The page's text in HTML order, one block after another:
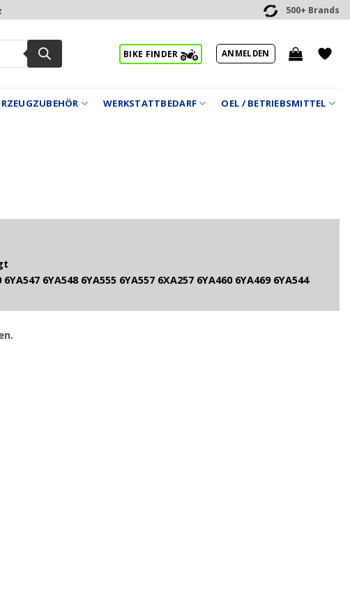
500+ Brands
BIKE FINDER ANMELDEN
WERKSTATTBEDARF OEL / BETRIEBSMITTEL
6YA548 6YA555 6YA557 6XA257 6YA460 6YA469 6YA544